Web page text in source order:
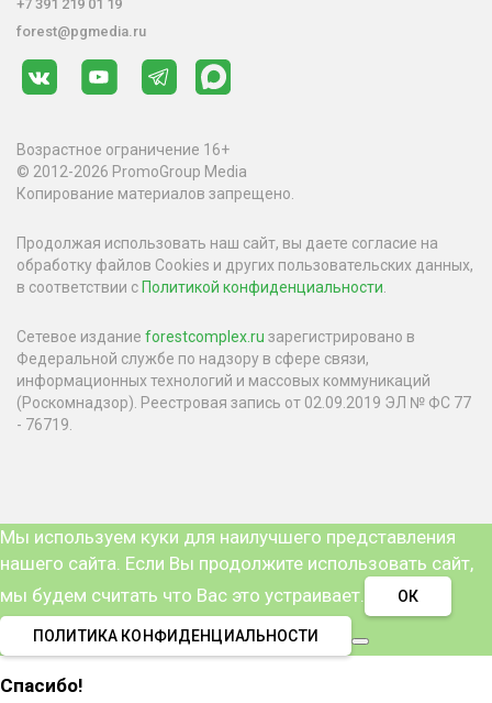
+7 391 219 01 19
forest@pgmedia.ru
Возрастное ограничение 16+
© 2012-2026 PromoGroup Media
Копирование материалов запрещено.
Продолжая использовать наш сайт, вы даете согласие на
обработку файлов Cookies и других пользовательских данных,
в соответствии с Политикой конфиденциальности.
Сетевое издание forestcomplex.ru зарегистрировано в
Федеральной службе по надзору в сфере связи,
информационных технологий и массовых коммуникаций
(Роскомнадзор). Реестровая запись от 02.09.2019 ЭЛ № ФС 77
- 76719.
Мы используем куки для наилучшего представления
нашего сайта. Если Вы продолжите использовать сайт,
мы будем считать что Вас это устраивает.
ОК
ПОЛИТИКА КОНФИДЕНЦИАЛЬНОСТИ
Спасибо!